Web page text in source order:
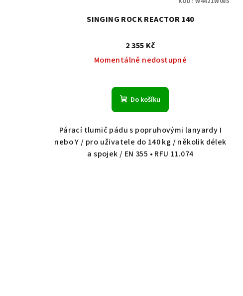
SINGING ROCK REACTOR 140
2 355 Kč
Momentálně nedostupné
Do košíku
Párací tlumič pádu s popruhovými lanyardy I
nebo Y / pro uživatele do 140 kg / několik délek
a spojek / EN 355 • RFU 11.074